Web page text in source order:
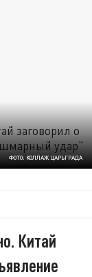
ФОТО: КОЛЛАЖ ЦАРЬГРАДА
Китай